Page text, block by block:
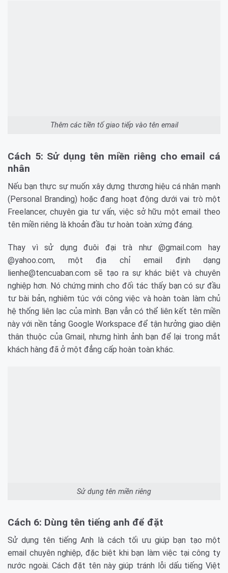
Thêm các tiền tố giao tiếp vào tên email
Cách 5: Sử dụng tên miền riêng cho email cá
nhân
Nếu bạn thực sự muốn xây dựng thương hiệu cá nhân mạnh
(Personal Branding) hoặc đang hoạt động dưới vai trò một
Freelancer, chuyên gia tư vấn, việc sở hữu một email theo
tên miền riêng là khoản đầu tư hoàn toàn xứng đáng.
Thay vì sử dụng đuôi đại trà như @gmail.com hay
@yahoo.com, một địa chỉ email định dạng
lienhe@tencuaban.com sẽ tạo ra sự khác biệt và chuyên
nghiệp hơn. Nó chứng minh cho đối tác thấy bạn có sự đầu
tư bài bản, nghiêm túc với công việc và hoàn toàn làm chủ
hệ thống liên lạc của mình. Bạn vẫn có thể liên kết tên miền
này với nền tảng Google Workspace để tận hưởng giao diện
thân thuộc của Gmail, nhưng hình ảnh bạn để lại trong mắt
khách hàng đã ở một đẳng cấp hoàn toàn khác.
Sử dụng tên miền riêng
Cách 6: Dùng tên tiếng anh để đặt
Sử dụng tên tiếng Anh là cách tối ưu giúp bạn tạo một
email chuyên nghiệp, đặc biệt khi bạn làm việc tại công ty
nước ngoài. Cách đặt tên này giúp tránh lỗi dấu tiếng Việt